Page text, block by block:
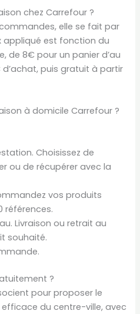
chez Carrefour ?
elle se fait par
appliqué est fonction du
de 8€ pour un panier d’au
puis gratuit à partir
à domicile Carrefour ?
Choisissez de
ou de récupérer avec la
vos produits
références.
Livraison ou retrait au
souhaité.
?
pour proposer le
du centre-ville, avec